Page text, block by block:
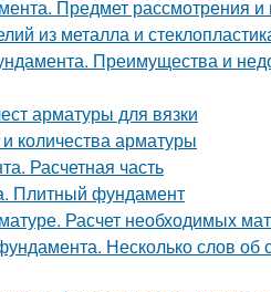
Предмет рассмотрения и
из металла и
Преимущества и
арматуры для вязки
количества арматуры
Расчетная часть
Плитный фундамент
Расчет необходимых
Несколько слов об